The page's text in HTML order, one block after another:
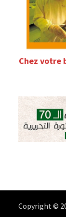
Chez votre
Copyright ©